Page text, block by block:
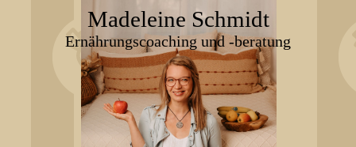
Madeleine Schmidt
Ernährungscoaching und -beratung